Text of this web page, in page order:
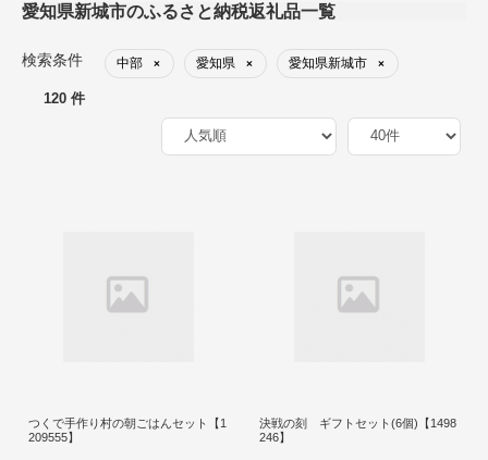
愛知県新城市のふるさと納税返礼品一覧
検索条件 中部 × 愛知県 × 愛知県新城市 ×
120 件
つくで手作り村の朝ごはんセット【1
209555】
決戦の刻 ギフトセット(6個)【1498
246】